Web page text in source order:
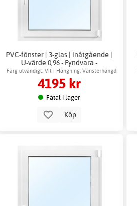
PVC-fönster | 3-glas | inåtgående |
U-värde 0,96 - Fyndvara -
Modulmått fönster (bredd x höjd i
dm): 13x8
Färg utvändigt: Vit | Hängning: Vänsterhängd
4195 kr
Fåtal i lager
Köp